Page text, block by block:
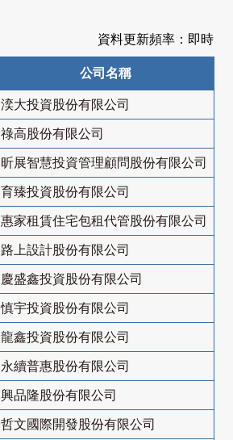
資料更新頻率：即時
公司名稱
湙大投資股份有限公司
祿高股份有限公司
昕展智慧投資管理顧問股份有限公司
育臻投資股份有限公司
惠家租賃住宅包租代管股份有限公司
路上設計股份有限公司
慶盛鑫投資股份有限公司
慎宇投資股份有限公司
龍鑫投資股份有限公司
永續普惠股份有限公司
興品隆股份有限公司
哲文國際開發股份有限公司